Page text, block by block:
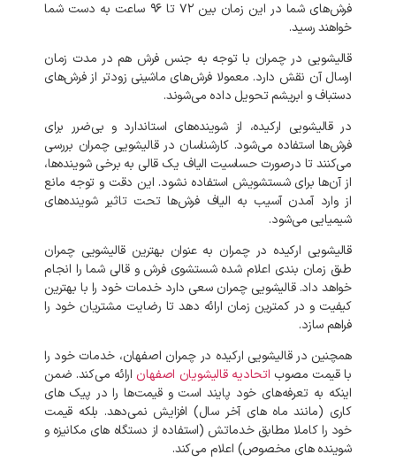
فرش‌های شما در این زمان بین ۷۲ تا ۹۶ ساعت به دست شما
خواهند رسید.
قالیشویی در چمران با توجه به جنس فرش هم در مدت زمان
ارسال آن نقش دارد. معمولا فرش‌های ماشینی زودتر از فرش‌های
دستباف و ابریشمتحویل داده می‌شوند.
در قالیشویی ارکیده، از شوینده‌های استاندارد و بی‌ضرر برای
فرش‌ها استفاده می‌شود. کارشناسان در قالیشویی چمران بررسی
می‌کنند تا درصورت حساسیت الیاف یک قالی به برخی شوینده‌ها،
از آن‌ها برای شستشویش استفاده نشود. این دقت و توجه مانع
از وارد آمدن آسیب به الیاف فرش‌ها تحت تاثیر شوینده‌های
شیمیایی می‌شود.
قالیشویی ارکیده در چمران به عنوان بهترین قالیشویی چمران
طبق زمان بندی اعلام شده شستشوی فرش و قالی شما را انجام
خواهد داد.قالیشویی چمران سعی دارد خدمات خود را با بهترین
کیفیت و در کمترین زمان ارائه دهد تا رضایت مشتریان خود را
فراهمسازد.
همچنین در قالیشویی ارکیده در چمران اصفهان، خدمات خود را
با قیمت مصوب اتحادیه قالیشویان اصفهان ارائه می‌کند. ضمن
اینکه به تعرفه‌های خود پایند است و قیمت‌ها را در پیک‌ های
کاری (مانند ماه‌ های آخر سال) افزایش نمی‌دهد. بلکه قیمت
خود را کاملا مطابق خدماتش (استفاده از دستگاه های مکانیزه و
شوینده‌ های مخصوص) اعلام می‌کند.